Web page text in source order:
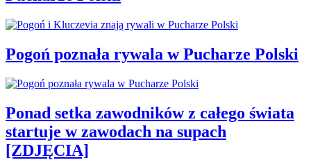
Pogoń poznała rywala w Pucharze Polski
Ponad setka zawodników z całego świata
startuje w zawodach na supach
[ZDJĘCIA]